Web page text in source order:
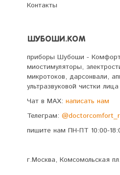
Контакты
ШУБОШИ.КОМ
приборы Шубоши -
миостимуляторы,
микротоков, дарсонвали,
ультразвуковой чистки лица
Чат в MAX: написать нам
Телеграм:
пишите нам ПН-ПТ 10:00-
г.Москва, Комсомольская